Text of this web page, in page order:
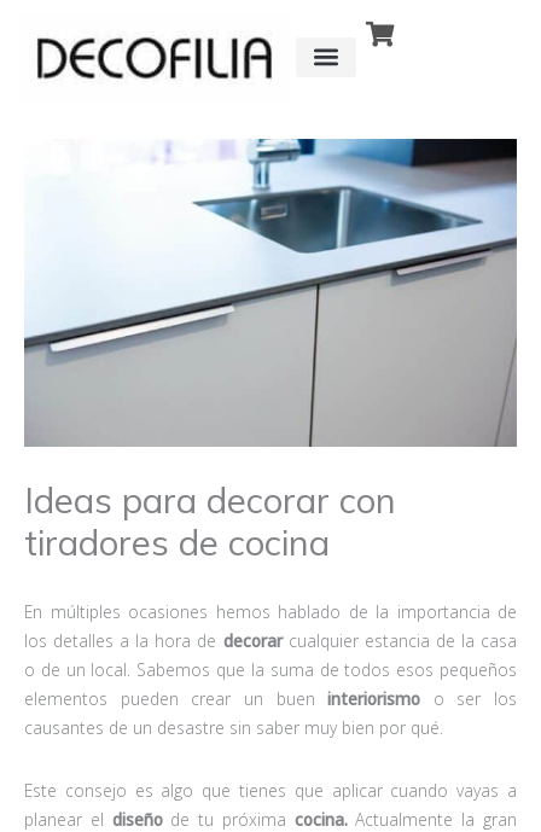
contenido
Ideas para decorar con
tiradores de cocina
En múltiples ocasiones hemos hablado de la importancia de
los detalles a la hora de decorarcualquier estancia de la casa
o de un local. Sabemos que la suma de todos esos pequeños
elementos pueden crear un bueninteriorismo o ser los
causantes de un desastre sin saber muy bien por qué.
Este consejo es algo que tienes que aplicar cuando vayas a
planear el diseñode tu próxima cocina.Actualmente la gran